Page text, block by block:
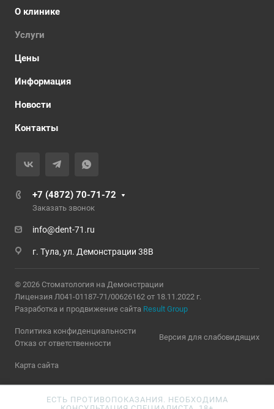
О клинике
Услуги
Цены
Информация
Новости
Контакты
+7 (4872) 70-71-72
Заказать звонок
info@dent-71.ru
г. Тула, ул. Демонстрации 38В
© 2026 Стоматология на Демонстрации
Лицензия Л041-01187-71/00626162 от 18.11.2022 г.
Разработка и продвижение сайта Result Group
Политика конфиденциальности
Отказ от ответственности
Версия для слабовидящих
Карта сайта
ЕСТЬ ПРОТИВОПОКАЗАНИЯ. НЕОБХОДИМА